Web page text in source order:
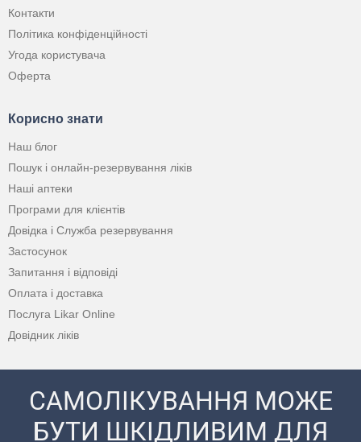
Контакти
Політика конфіденційності
Угода користувача
Оферта
Корисно знати
Наш блог
Пошук і онлайн-резервування ліків
Наші аптеки
Програми для клієнтів
Довідка і Служба резервування
Застосунок
Запитання і відповіді
Оплата і доставка
Послуга Likar Online
Довідник ліків
САМОЛІКУВАННЯ МОЖЕ
БУТИ ШКІДЛИВИМ ДЛЯ